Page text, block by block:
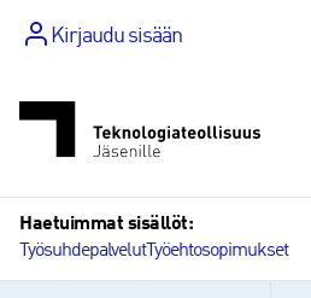
sisältöön
Kirjaudu sisään
Haetuimmat sisällöt:
TyösuhdepalvelutTyöehtosopimukset